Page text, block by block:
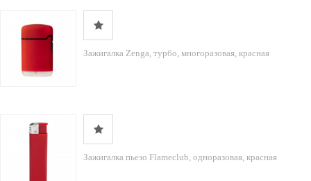
Зажигалка Zenga, турбо, многоразовая, красная
Зажигалка пьезо Flameclub, одноразовая, красная